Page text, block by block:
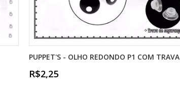
PUPPET'S - OLHO REDONDO P1 COM TRAVA
R$2,25